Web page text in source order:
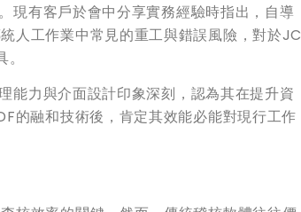
現有客戶於會中分享實務經驗時指出，自導
人工作業中常見的重工與錯誤風險，對於JC
能力與介面設計印象深刻，認為其在提升資
的融和技術後，肯定其效能必能對現行工作